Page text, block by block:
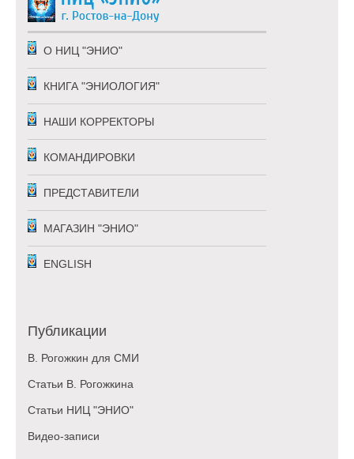
О НИЦ "ЭНИО"
КНИГА "ЭНИОЛОГИЯ"
НАШИ КОРРЕКТОРЫ
КОМАНДИРОВКИ
ПРЕДСТАВИТЕЛИ
МАГАЗИН "ЭНИО"
ENGLISH
Публикации
В. Рогожкин для СМИ
Статьи В. Рогожкина
Статьи НИЦ "ЭНИО"
Видео-записи